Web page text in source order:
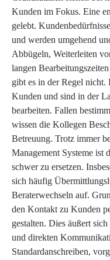
Kunden im Fokus. Eine
gelebt.
und werden umgehend
Abbügeln, Weiterleiten
langen
gibt es in der Regel
Kunden und sind in der
bearbeiten. Fallen
wissen die Kollegen
Betreuung. Trotz immer
Management Systeme ist
schwer zu ersetzen.
sich häufig
Beraterwechseln auf.
den Kontakt zu Kunden
gestalten. Dies äußert
und direkten
Standardanschreiben,